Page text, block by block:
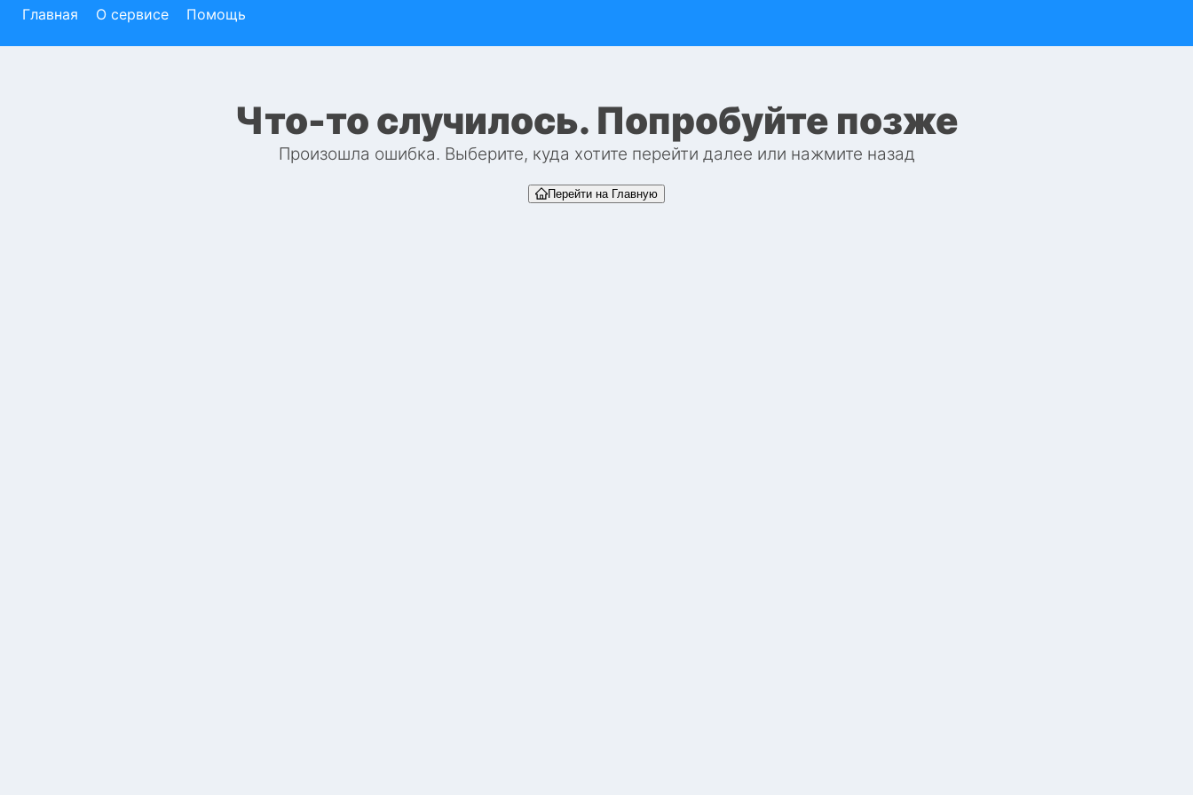
Главная О сервисе Помощь
Что-то случилось. Попробуйте позже
Произошла ошибка. Выберите, куда хотите перейти далее или нажмите назад
Перейти на Главную